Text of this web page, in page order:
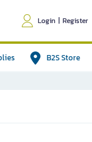
Login | Register
B2S Store